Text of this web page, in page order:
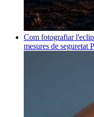
Com fotografiar
mesures de seguretat